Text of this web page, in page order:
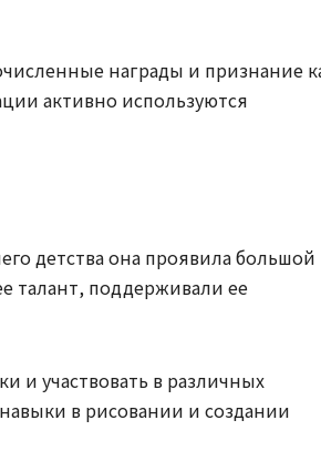
награды и признание
активно используются
детства она проявила большой
талант, поддерживали ее
и участвовать в различных
в рисовании и создании